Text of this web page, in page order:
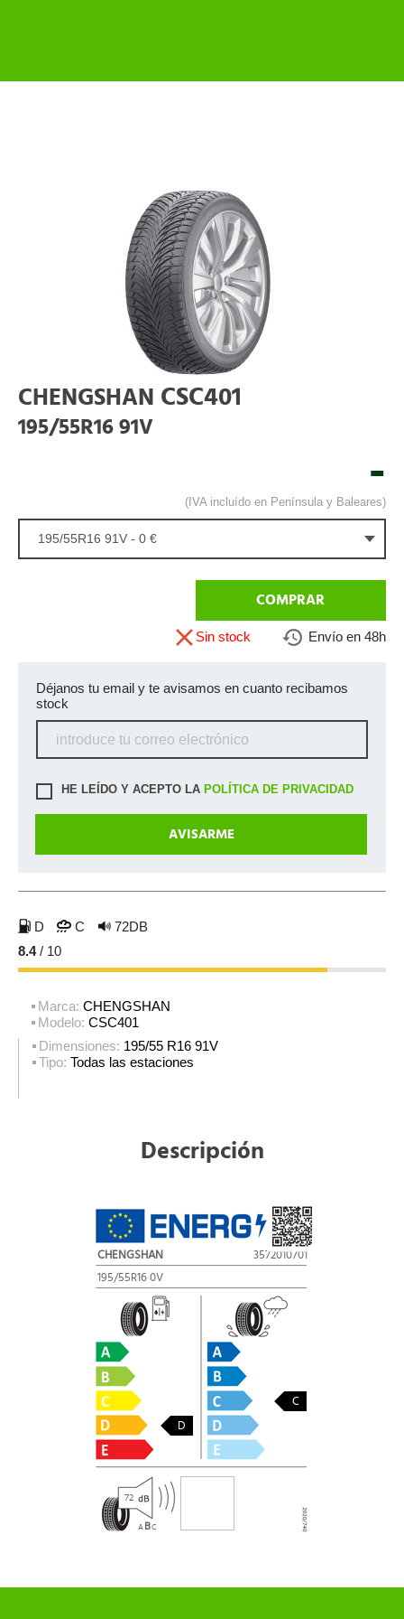
CHENGSHAN CSC401
195/55R16 91V
-
(IVA incluído en Península y Baleares)
195/55R16 91V - 0 €
COMPRAR
Sin stock Envío en 48h
Déjanos tu email y te avisamos en cuanto recibamos
stock
HE LEÍDO Y ACEPTO LA POLÍTICA DE PRIVACIDAD
D C
72DB
8.4/ 10
Marca: CHENGSHAN
Modelo: CSC401
Dimensiones: 195/55 R16 91V
Tipo: Todas las estaciones
Descripción
CHENGSHAN
3572010701
195/55R16 0V
D
C
72
A BC